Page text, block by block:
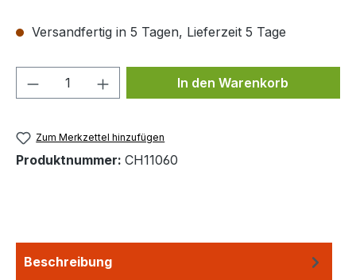
Versandfertig in 5 Tagen, Lieferzeit 5 Tage
Produkt Anzahl: Gib denIn den Warenkorb
Zum Merkzettel hinzufügen
Produktnummer: CH11060
Beschreibung